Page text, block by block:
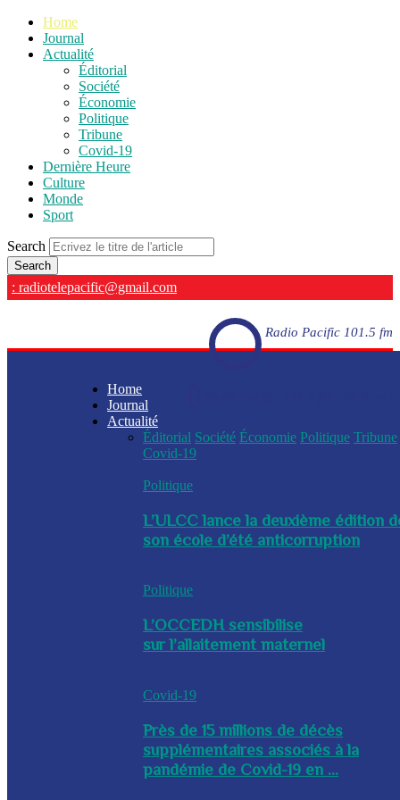
Home
Journal
Actualité
Éditorial
Société
Économie
Politique
Tribune
Covid-19
Dernière Heure
Culture
Monde
Sport
Search
: radiotelepacific@gmail.com
Radio Pacific 101.5 fm
Home
Journal
Actualité
Éditorial Société Économie Politique Tribune
Covid-19
Politique
L’ULCC lance la deuxième édition
son école d’été anticorruption
Politique
L’OCCEDH sensibilise
sur l’allaitement maternel
Covid-19
Près de 15 millions de décès
supplémentaires associés à la
pandémie de Covid-19 en ...